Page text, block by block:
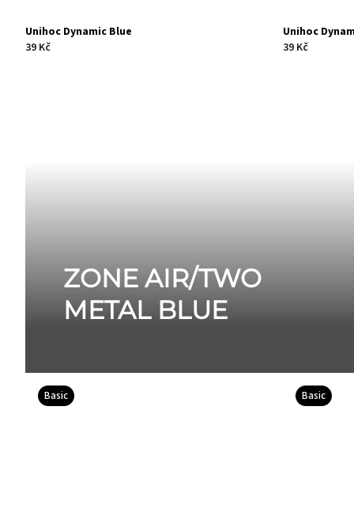
Unihoc Dynamic Blue
39 Kč
Unihoc
39 Kč
ZONE AIR/TWO
METAL BLUE
Basic Basic